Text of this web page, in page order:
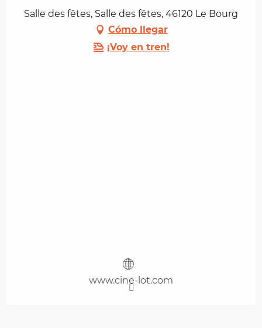
Salle des fêtes, Salle des fêtes, 46120 Le Bourg
Cómo llegar
¡Voy en tren!
www.cine-lot.com